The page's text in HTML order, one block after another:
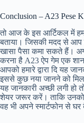
Conclusion – A23 Pese
तो आज के इस आर्टिकल में
बताया। जिसकी मदद से आप
खासा पैसा कमा सकते हैं।
करना है A23 ऐप गेम एक
आपको हमारे द्वारा दि यह
इससे कुछ नया जानने को मिला
यह जानकारी अच्छी लगी हो
शेयर जरूर करें। ताकि
वह भी अपने स्मार्टफोन से